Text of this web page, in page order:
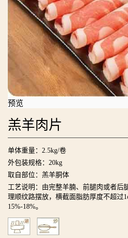
预览
羔羊肉片
单体重量：2.5kg/卷
外包装规格：20kg
取自部位：羔羊胴体
工艺说明：由完整羊腩、前腿肉或者后
理顺纹路摆放，横截面脂肪厚度不超过
15%-18%。